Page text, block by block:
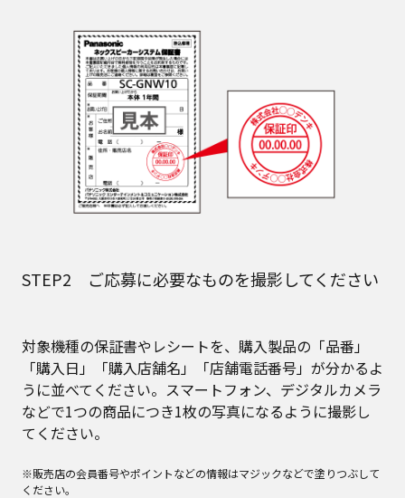
STEP2 ご応募に必要なものを撮影してください
対象機種の保証書やレシートを、購入製品の「品番」
「購入日」「購入店舗名」「店舗電話番号」が分かるよ
うに並べてください。スマートフォン、デジタルカメラ
などで1つの商品につき1枚の写真になるように撮影し
てください。
※販売店の会員番号やポイントなどの情報はマジックなどで塗りつぶして
ください。